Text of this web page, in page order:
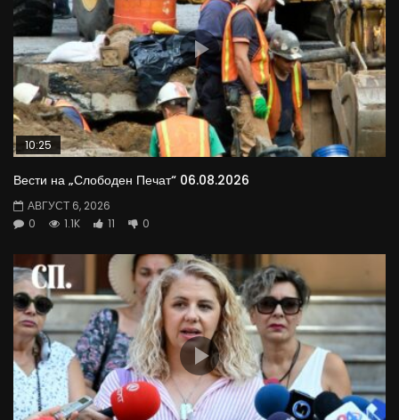
10:25
Вести на „Слободен Печат“ 06.08.2026
АВГУСТ 6, 2026
0
1.1K 11 0